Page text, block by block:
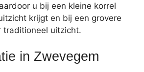
u bij een kleine korrel
krijgt en bij een grovere
traditioneel uitzicht.
in Zwevegem